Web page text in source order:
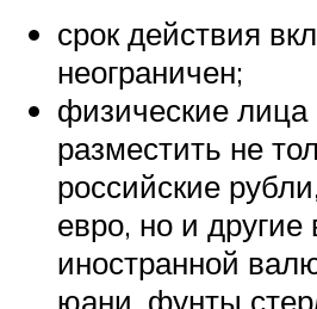
срок действия
неограничен;
физические лица
разместить не
российские
евро, но и другие
иностранной
юани, фунты